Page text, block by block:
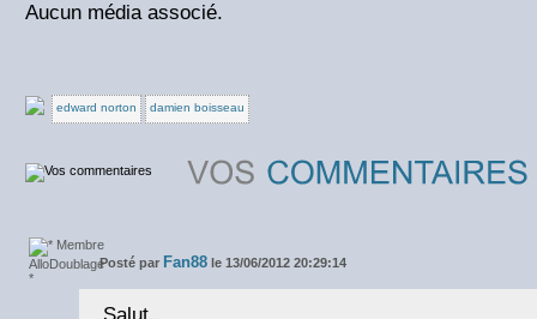
Aucun média associé.
edward norton damien boisseau
Posté par Fan88 le 13/06/2012 20:29:14